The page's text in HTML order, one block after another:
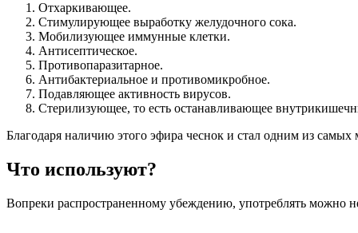
Отхаркивающее.
Стимулирующее выработку желудочного сока.
Мобилизующее иммунные клетки.
Антисептическое.
Противопаразитарное.
Антибактериальное и противомикробное.
Подавляющее активность вирусов.
Стерилизующее, то есть останавливающее
Благодаря наличию этого эфира чеснок и стал одним из
Что используют?
Вопреки распространенному убеждению, употреблять можно